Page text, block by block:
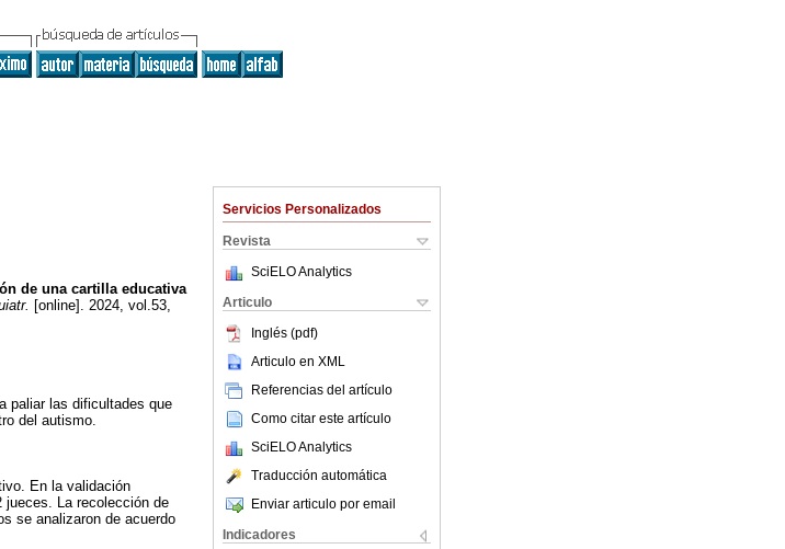
Servicios Personalizados
Revista
SciELO Analytics
Articulo
Inglés (pdf)
Articulo en XML
Referencias del artículo
Como citar este artículo
SciELO Analytics
Traducción automática
Enviar articulo por email
Indicadores
de una cartilla educativa
[online]. 2024, vol.53,
paliar las dificultades que
del autismo.
En la validación
jueces. La recolección de
se analizaron de acuerdo